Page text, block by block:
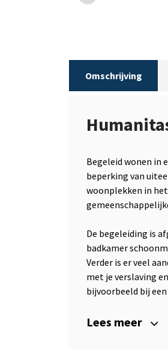
Omschrijving
Begeleid wonen in
beperking van
woonplekken in
De begeleiding is
badkamer
Verder is er veel
met je verslaving
bijvoorbeeld bij
Lees meer